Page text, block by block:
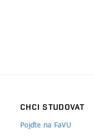
CHCI STUDOVAT
Pojďte na FaVU